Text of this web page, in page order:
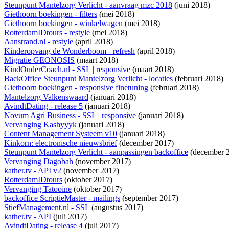
Steunpunt Mantelzorg Verlicht - aanvraag mzc 2018 (juni 2018)
Giethoorn boekingen - filters (mei 2018)
Giethoorn boekingen - winkelwagen (mei 2018)
RotterdamIDtours - restyle (mei 2018)
Aanstrand.nl - restyle (april 2018)
Kinderopvang de Wonderboom - refresh (april 2018)
Migratie GEONOSIS (maart 2018)
KindOuderCoach.nl - SSL | responsive (maart 2018)
BackOffice Steunpunt Mantelzorg Verlicht - locaties (februari 2018)
Giethoorn boekingen - responsive finetuning (februari 2018)
Mantelzorg Valkenswaard (januari 2018)
AvindtDating - release 5 (januari 2018)
Novum Agri Business - SSL | responsive (januari 2018)
Vervanging Kashyyyk (januari 2018)
Content Management Systeem v10 (januari 2018)
Kinkorn: electronische nieuwsbrief(december 2017)
Steunpunt Mantelzorg Verlicht - aanpassingen backoffice (december
Vervanging Dagobah (november 2017)
kather.tv - API v2 (november 2017)
RotterdamIDtours (oktober 2017)
Vervanging Tatooine (oktober 2017)
backoffice ScriptieMaster - mailings (september 2017)
StiefManagement.nl - SSL (augustus 2017)
kather.tv - API (juli 2017)
AvindtDating - release 4 (juli 2017)